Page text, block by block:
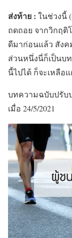
ส่งท้าย : ในช่วงนี้
ถดถอย จากวิกฤติ
ดีมาก่อนแล้ว สังค
ส่วนหนึ่งนี่ก็เป็นบ
นี้ไปได้ ก็จะเหลือ
บทความฉบับปรับ
เมื่อ 24/5/2021